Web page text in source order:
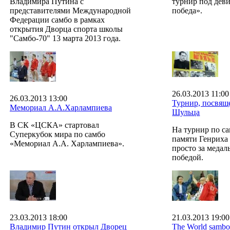
представителями Международной
Федерации самбо в рамках
открытия Дворца спорта школы
"Самбо-70" 13 марта 2013 года.
победа».
26.03.2013 13:00
Мемориал А.А.Харлампиева
В СК «ЦСКА» стартовал
Суперкубок мира по самбо
«Мемориал А.А. Харлампиева».
26.03.2013 11:00
Турнир,
Шульца
На турнир по
памяти
просто за
победой.
23.03.2013 18:00
Владимир Путин открыл Дворец
21.03.2013 19:00
The World